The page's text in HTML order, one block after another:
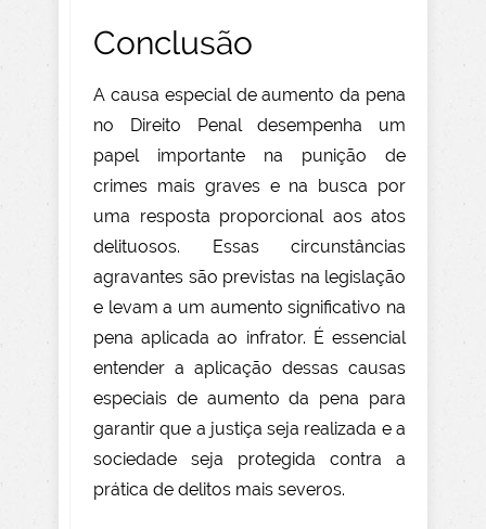
Conclusão
A causa especial de aumento da pena
no Direito Penal desempenha um
papel importante na punição de
crimes mais graves e na busca por
uma resposta proporcional aos atos
delituosos. Essas circunstâncias
agravantes são previstas na legislação
e levam a um aumento significativo na
pena aplicada ao infrator. É essencial
entender a aplicação dessas causas
especiais de aumento da pena para
garantir que a justiça seja realizada e a
sociedade seja protegida contra a
prática de delitos mais severos.